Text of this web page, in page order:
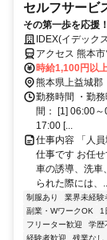
セルフサービ
その第一歩を応援
さい。IDEX(イデッ
アクセス 熊本
Ａ系統 健軍町
分
時給1,100円以
熊本県上益城郡
勤務時間 ・勤
間： [1] 06:00
17:00 [...
仕事内容 「人
仕事です お任
車の誘導、洗車
られた際には、
制服あり 業界未経験
副業・WワークOK
1
フリーター歓迎
学歴
経験者歓迎
残業なし